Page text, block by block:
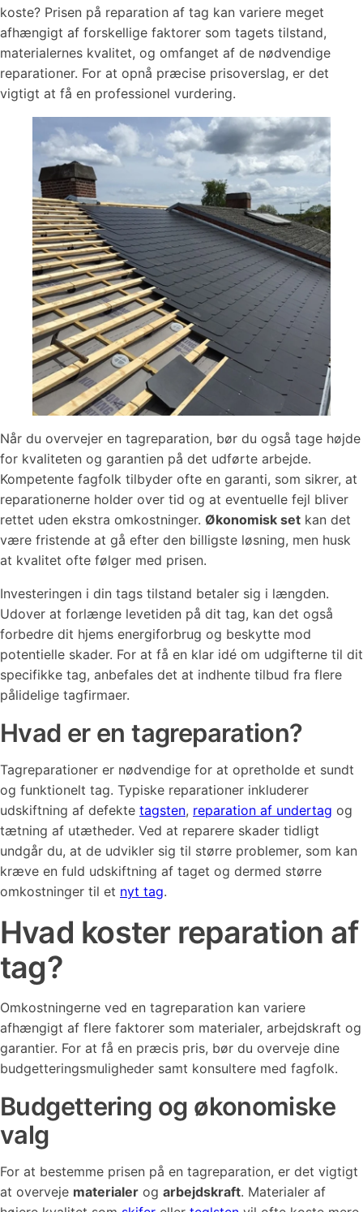
koste? Prisen på reparation af tag kan variere meget
afhængigt af forskellige faktorer som tagets tilstand,
materialernes kvalitet, og omfanget af de nødvendige
reparationer. For at opnå præcise prisoverslag, er det
vigtigt at få en professionel vurdering.
Når du overvejer en tagreparation, bør du også tage højde
for kvaliteten og garantien på det udførte arbejde.
Kompetente fagfolk tilbyder ofte en garanti, som sikrer, at
reparationerne holder over tid og at eventuelle fejl bliver
rettet uden ekstra omkostninger. Økonomisk set kan det
være fristende at gå efter den billigste løsning, men husk
at kvalitet ofte følger med prisen.
Investeringen i din tags tilstand betaler sig i længden.
Udover at forlænge levetiden på dit tag, kan det også
forbedre dit hjems energiforbrug og beskytte mod
potentielle skader. For at få en klar idé om udgifterne til dit
specifikke tag, anbefales det at indhente tilbud fra flere
pålidelige tagfirmaer.
Hvad er en tagreparation?
Tagreparationer er nødvendige for at opretholde et sundt
og funktionelt tag. Typiske reparationer inkluderer
udskiftning af defekte tagsten, reparation af undertag og
tætning af utætheder. Ved at reparere skader tidligt
undgår du, at de udvikler sig til større problemer, som kan
kræve en fuld udskiftning af taget og dermed større
omkostninger til et nyt tag​.
Hvad koster reparation af
tag?
Omkostningerne ved en tagreparation kan variere
afhængigt af flere faktorer som materialer, arbejdskraft og
garantier. For at få en præcis pris, bør du overveje dine
budgetteringsmuligheder samt konsultere med fagfolk.
Budgettering og økonomiske
valg
For at bestemme prisen på en tagreparation, er det vigtigt
at overveje materialer og arbejdskraft. Materialer af